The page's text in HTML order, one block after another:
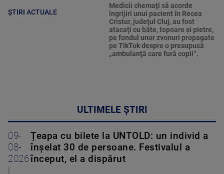
ȘTIRI ACTUALE
Medicii chemaţi să acorde
îngrijiri unui pacient în Recea
Cristur, judeţul Cluj, au fost
atacaţi cu bâte, topoare şi pietre,
pe fondul unor zvonuri propagate
pe TikTok despre o presupusă
„ambulanţă care fură copii”.
ULTIMELE ȘTIRI
09-
08-
2026
|
Țeapa cu bilete la UNTOLD: un individ a
înșelat 30 de persoane. Festivalul a
început, el a dispărut